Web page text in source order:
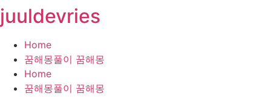
콘
텐
juuldevries
Home
꿈해몽풀이 꿈해몽
Home
꿈해몽풀이 꿈해몽